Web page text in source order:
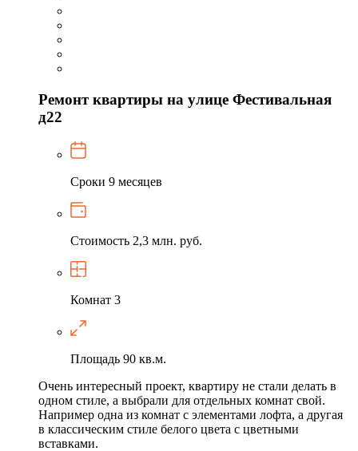
Ремонт квартиры на улице Фестивальная
д22
Сроки 9 месяцев
Стоимость 2,3 млн. руб.
Комнат 3
Площадь 90 кв.м.
Очень интересный проект, квартиру не стали делать в
одном стиле, а выбрали для отдельных комнат свой.
Например одна из комнат с элементами лофта, а другая
в классическим стиле белого цвета с цветными
вставками.